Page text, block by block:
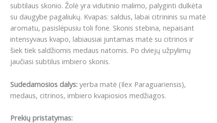
subtilaus skonio. Žolė yra vidutinio malimo, palyginti dulkėta
su daugybe pagaliukų. Kvapas: saldus, labai citrininis su matė
aromatu, pasislėpusiu toli fone. Skonis stebina, nepaisant
intensyvaus kvapo, labiausiai juntamas matė su citrinos ir
šiek tiek saldžiomis medaus natomis. Po dviejų užpylimų
jaučiasi subtilus imbiero skonis.
Sudedamosios dalys: yerba matė (Ilex Paraguariensis),
medaus, citrinos, imbiero kvapiosios medžiagos.
Prekių pristatymas: